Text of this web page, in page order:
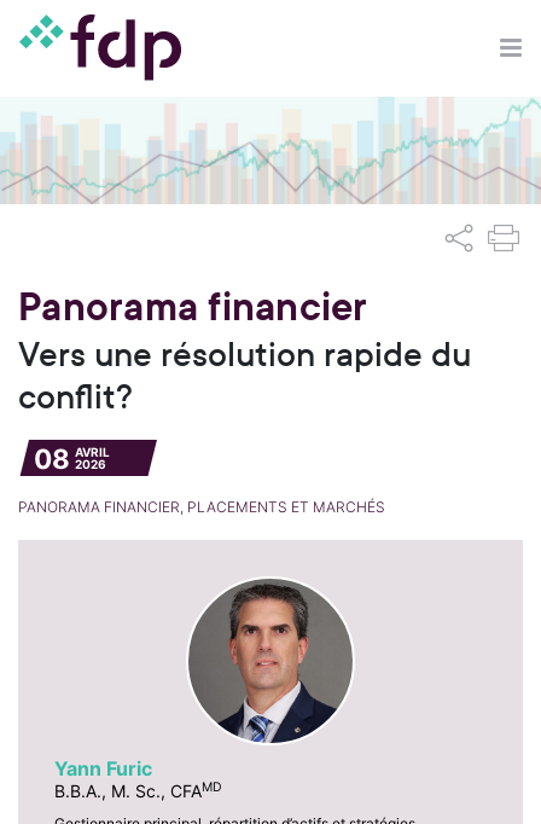
Panorama financier
Vers une résolution rapide du
conflit?
08 AVRIL
2026
PANORAMA FINANCIER, PLACEMENTS ET MARCHÉS
Yann Furic
B.B.A., M. Sc., CFAMD